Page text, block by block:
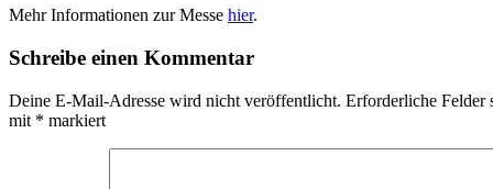
Mehr Informationen zur Messe hier.
Schreibe einen Kommentar
Deine E-Mail-Adresse wird nicht veröffentlicht. Erforderliche Felder
mit * markiert